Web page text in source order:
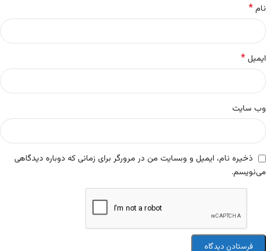
نام*
ایمیل*
وب‌ سایت
ذخیره نام، ایمیل و وبسایت من در مرورگر برای زمانی که دوباره دیدگاهی
می‌نویسم.